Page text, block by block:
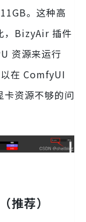
。这种高
，BizyAir 插件
资源来运行
在 ComfyUI
卡资源不够的问
荐）